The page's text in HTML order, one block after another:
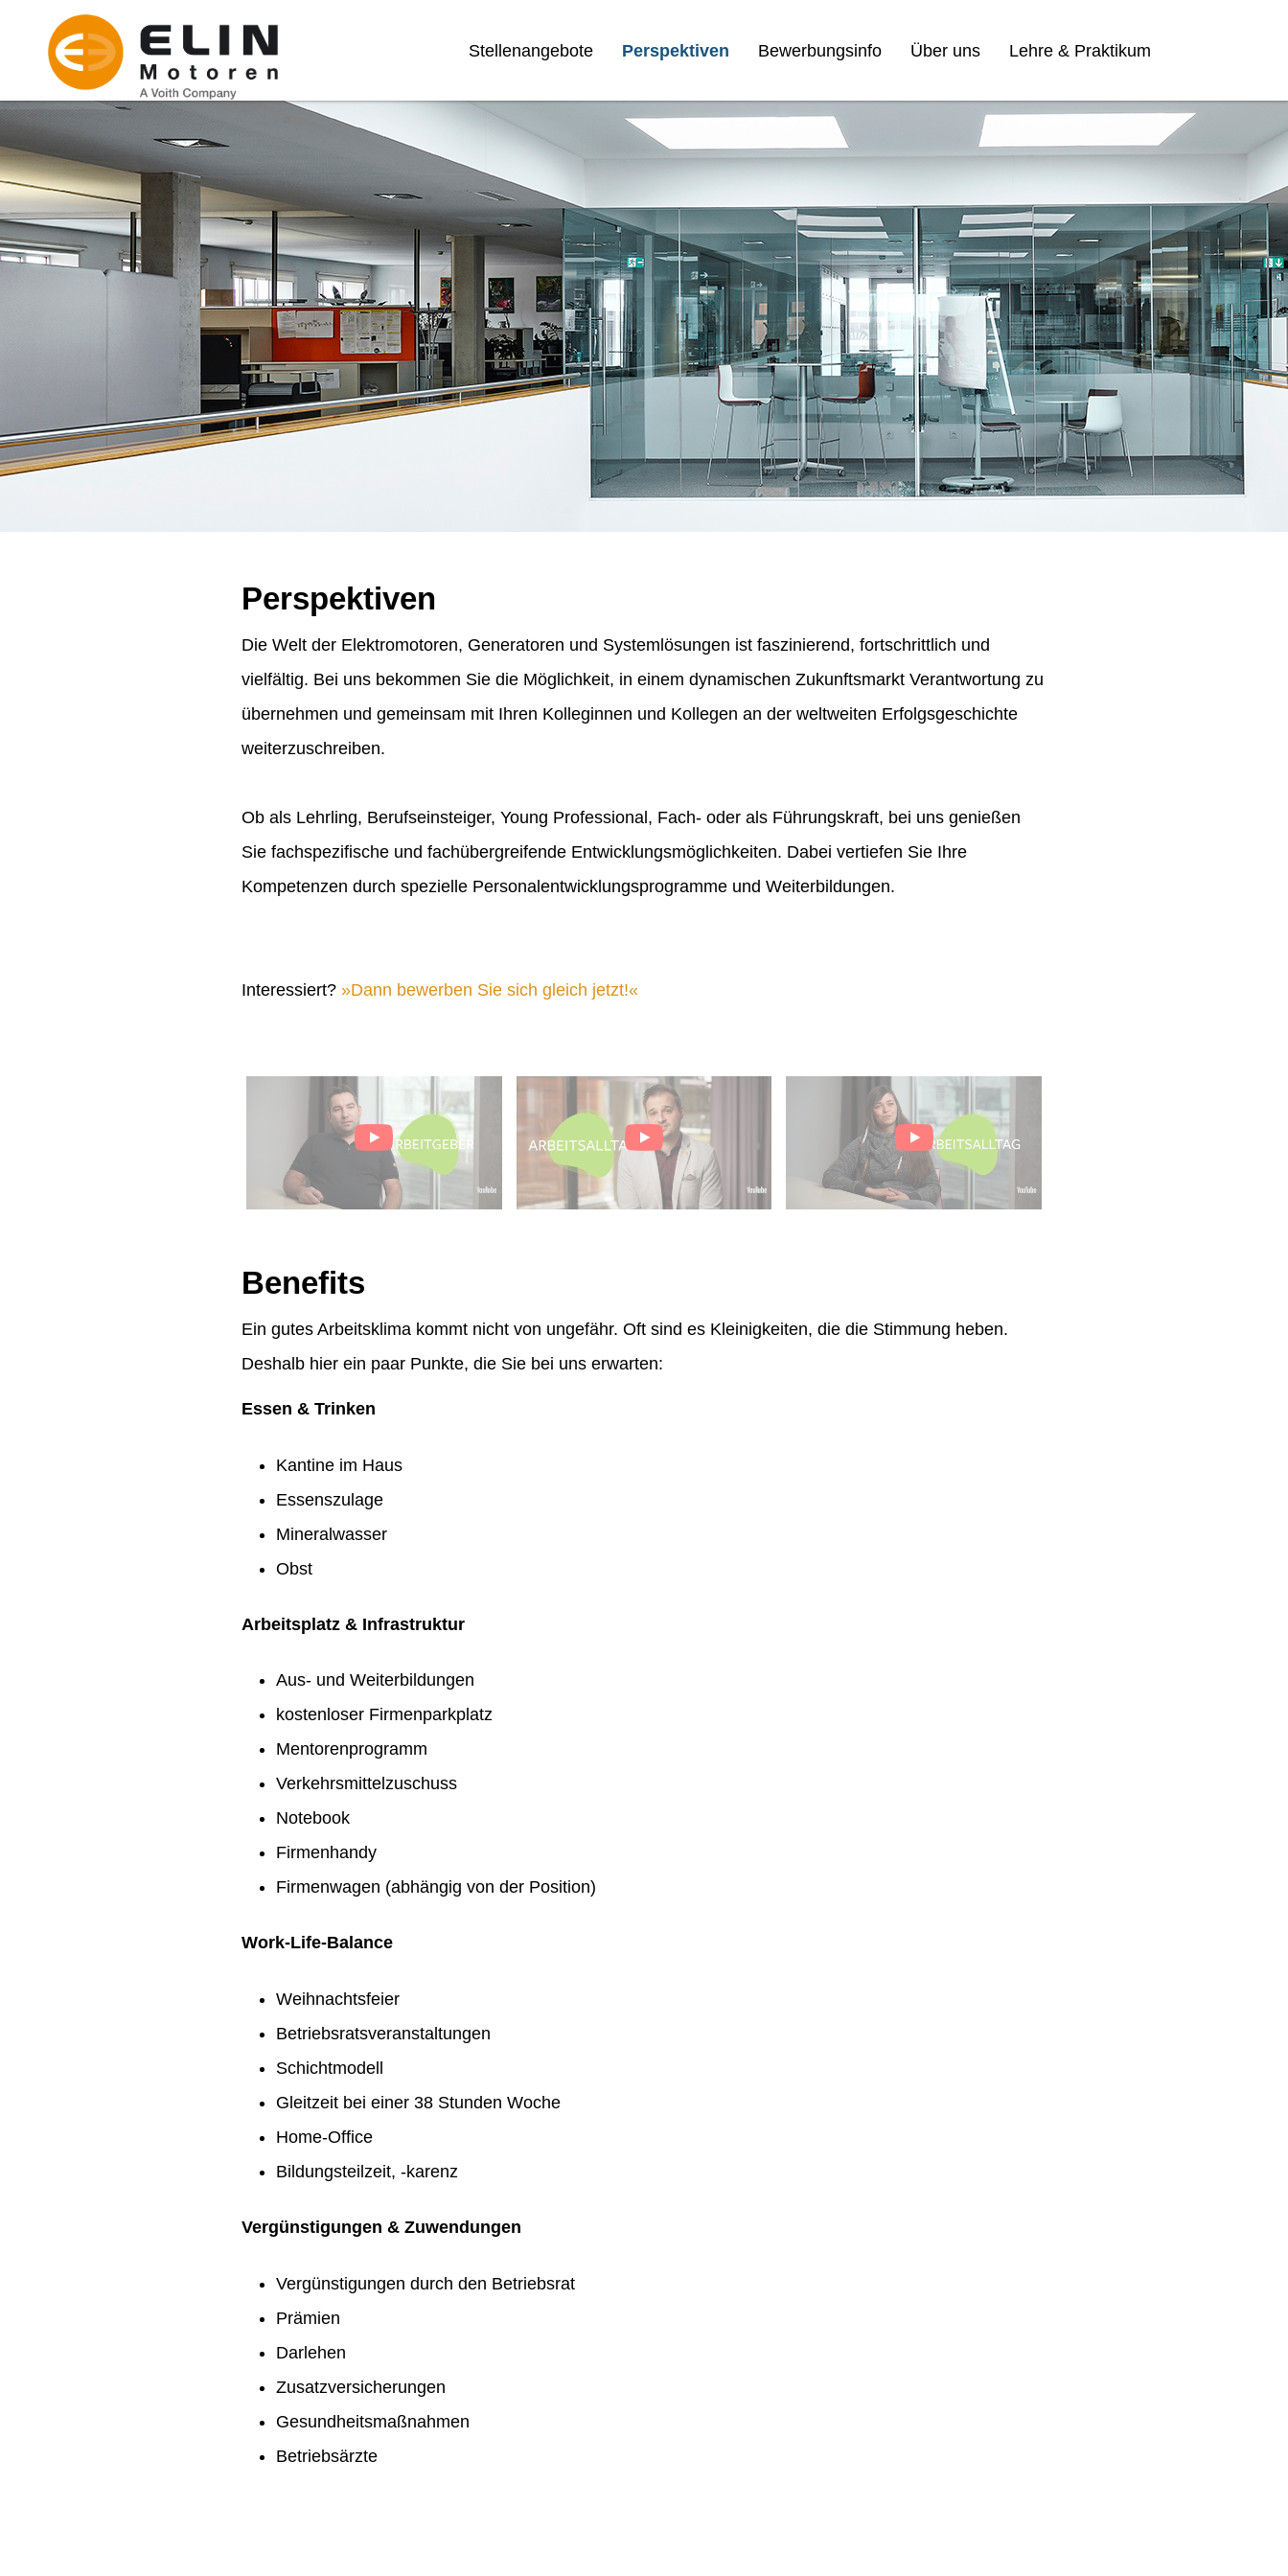
Stellenangebote Perspektiven Bewerbungsinfo Über uns Lehre & Praktikum
Perspektiven
Die Welt der Elektromotoren, Generatoren und Systemlösungen ist faszinierend, fortschrittlich und
vielfältig. Bei uns bekommen Sie die Möglichkeit, in einem dynamischen Zukunftsmarkt Verantwortung zu
übernehmen und gemeinsam mit Ihren Kolleginnen und Kollegen an der weltweiten Erfolgsgeschichte
weiterzuschreiben.
Ob als Lehrling, Berufseinsteiger, Young Professional, Fach- oder als Führungskraft, bei uns genießen
Sie fachspezifische und fachübergreifende Entwicklungsmöglichkeiten. Dabei vertiefen Sie Ihre
Kompetenzen durch spezielle Personalentwicklungsprogramme und Weiterbildungen.
Interessiert? Dann bewerben Sie sich gleich jetzt!
Benefits
Ein gutes Arbeitsklima kommt nicht von ungefähr. Oft sind es Kleinigkeiten, die die Stimmung heben.
Deshalb hier ein paar Punkte, die Sie bei uns erwarten:
Essen & Trinken
Kantine im Haus
Essenszulage
Mineralwasser
Obst
Arbeitsplatz & Infrastruktur
Aus- und Weiterbildungen
kostenloser Firmenparkplatz
Mentorenprogramm
Verkehrsmittelzuschuss
Notebook
Firmenhandy
Firmenwagen (abhängig von der Position)
Work-Life-Balance
Weihnachtsfeier
Betriebsratsveranstaltungen
Schichtmodell
Gleitzeit bei einer 38 Stunden Woche
Home-Office
Bildungsteilzeit, -karenz
Vergünstigungen & Zuwendungen
Vergünstigungen durch den Betriebsrat
Prämien
Darlehen
Zusatzversicherungen
Gesundheitsmaßnahmen
Betriebsärzte